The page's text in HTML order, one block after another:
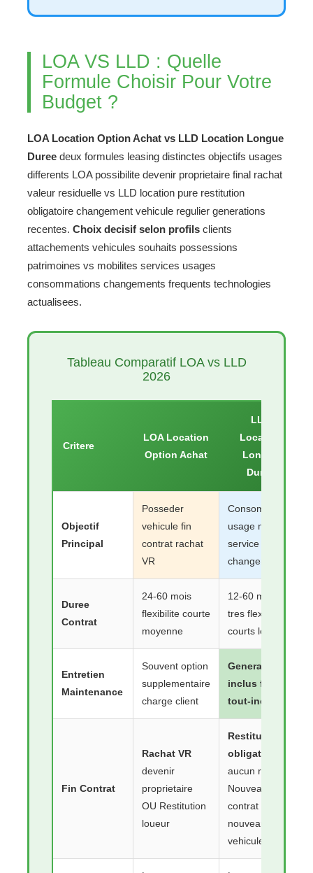
LOA VS LLD : Quelle
Formule Choisir Pour Votre
Budget ?
LOA Location Option Achat vs LLD Location Longue
Duree deux formules leasing distinctes objectifs usages
differents LOA possibilite devenir proprietaire final rachat
valeur residuelle vs LLD location pure restitution
obligatoire changement vehicule regulier generations
recentes. Choix decisif selon profils clients
attachements vehicules souhaits possessions
patrimoines vs mobilites services usages
consommations changements frequents technologies
actualisees.
Tableau Comparatif LOA vs LLD
2026
Critere
LOA Location
Option Achat
LLD
Location
Longue
Duree
Objectif
Principal
Posseder
vehicule fin
contrat rachat
VR
Consommer
usage mobilite
service
changement
Duree
Contrat
24-60 mois
flexibilite courte
moyenne
12-60 mois
tres flexible
courts longs
Entretien
Maintenance
Souvent option
supplementaire
charge client
Generalement
inclus forfait
tout-inclus
Fin Contrat
Rachat VR
devenir
proprietaire
OU Restitution
loueur
Restitution
obligatoire
aucun rachat
Nouveau
contrat
nouveau
vehicule